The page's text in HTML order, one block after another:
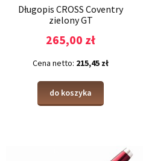
Długopis CROSS Coventry
zielony GT
265,00 zł
Cena netto: 215,45 zł
do koszyka